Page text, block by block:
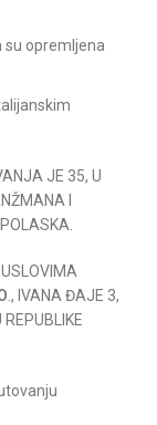
su opremljena
JE 35, U
I
., IVANA ĐAJE 3,